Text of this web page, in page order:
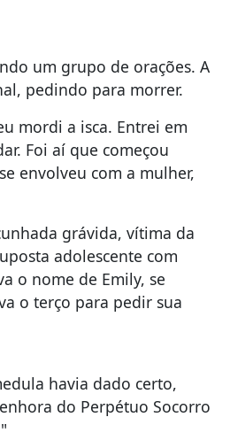
um grupo de orações. A
pedindo para morrer.
mordi a isca. Entrei em
Foi aí que começou
envolveu com a mulher,
grávida, vítima da
adolescente com
o nome de Emily, se
o terço para pedir sua
havia dado certo,
do Perpétuo Socorro